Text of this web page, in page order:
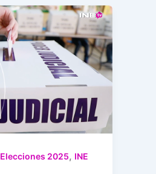
Elecciones 2025, INE